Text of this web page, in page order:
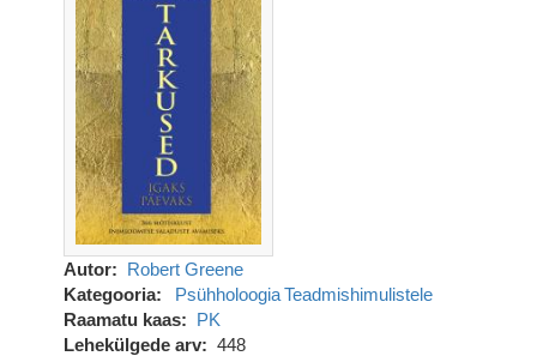
Autor
Robert Greene
Kategooria
Psühholoogia Teadmishimulistele
Raamatu kaas
PK
Lehekülgede arv
448